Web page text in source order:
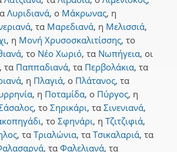
Λυριδιανά, ο Μάκρωνας, η
, τα Μαρεδιανά, η Μελισσιά,
, η Μονή Χρυσοσκαλιτίσσης, το
, το Νέο Χωριό, τα Νωπήγεια, οι
, τα Παππαδιανά, τα Περβολάκια, τα
, η Πλαγιά, ο Πλάτανος, τα
, η Ποταμίδα, ο Πύργος, η
, το Σηρικάρι, τα Σινενιανά,
, το Σφηνάρι, η Τζιτζιφιά,
, τα Τριαλώνια, τα Τσικαλαριά, τα
, τα Φαλελιανά, τα